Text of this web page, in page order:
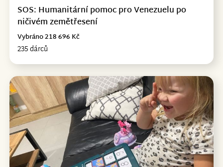
SOS: Humanitární pomoc pro Venezuelu po
ničivém zemětřesení
235 dárců
Vybráno 218 696 Kč